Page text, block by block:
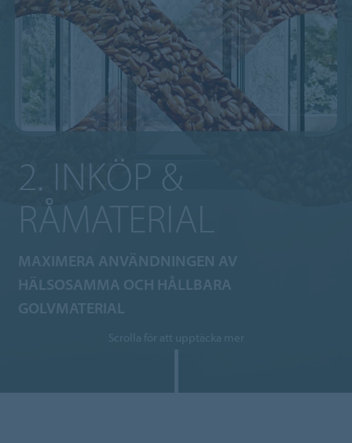
2. INKÖP &
RÅMATERIAL
MAXIMERA ANVÄNDNINGEN AV
HÄLSOSAMMA OCH HÅLLBARA
GOLVMATERIAL
Scrolla för att upptäcka mer